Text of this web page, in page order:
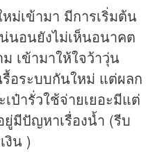
ม่เข้ามา มีการเริ่มต้น
นอนยังไม่เห็นอนาคต
เข้ามาให้ใจว้าวุ่น
อระบบกันใหม่ แต่ผลก
ป๋ารั่วใช้จ่ายเยอะมีแต่
มีปัญหาเรื่องน้ำ (รีบ
งิน )